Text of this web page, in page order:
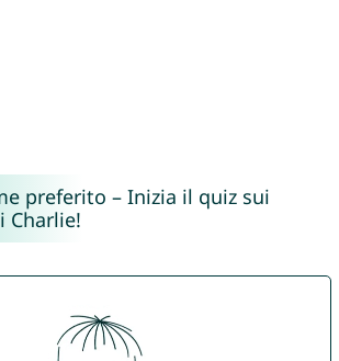
preferito – Inizia il quiz sui
Charlie!